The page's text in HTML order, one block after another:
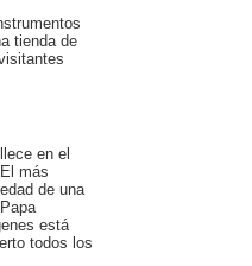
tienda de
en el
más
de una
está
todos los